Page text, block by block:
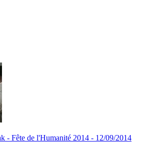
- Fête de l'Humanité 2014 - 12/09/2014